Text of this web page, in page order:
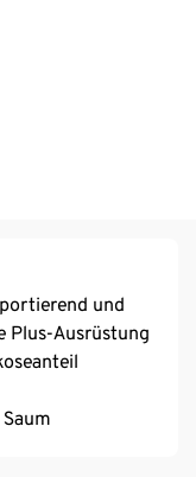
und
Plus-Ausrüstung